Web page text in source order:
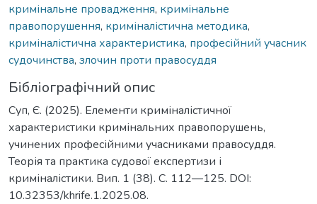
кримінальне провадження, кримінальне
правопорушення, криміналістична методика,
криміналістична характеристика, професійний учасник
судочинства, злочин проти правосуддя
Бібліографічний опис
Суп, Є. (2025). Елементи криміналістичної
характеристики кримінальних правопорушень,
учинених професійними учасниками правосуддя.
Теорія та практика судової експертизи і
криміналістики. Вип. 1 (38). С. 112—125. DOI:
10.32353/khrife.1.2025.08.